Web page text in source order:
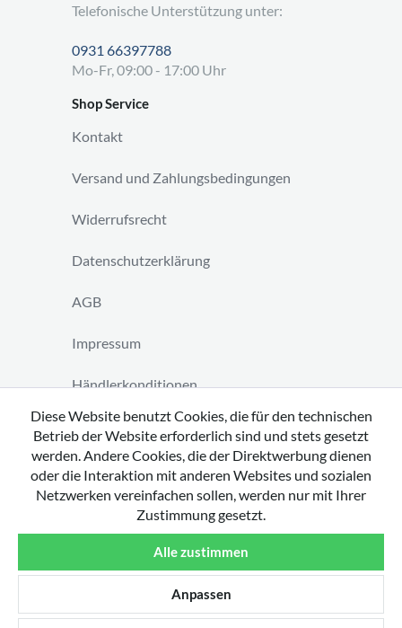
Telefonische Unterstützung unter:
0931 66397788
Mo-Fr, 09:00 - 17:00 Uhr
Shop Service
Kontakt
Versand und Zahlungsbedingungen
Widerrufsrecht
Datenschutzerklärung
AGB
Impressum
Händlerkonditionen
Vertrag widerrufen
Diese Website benutzt Cookies, die für den technischen
Betrieb der Website erforderlich sind und stets gesetzt
werden. Andere Cookies, die der Direktwerbung dienen
oder die Interaktion mit anderen Websites und sozialen
Netzwerken vereinfachen sollen, werden nur mit Ihrer
Zustimmung gesetzt.